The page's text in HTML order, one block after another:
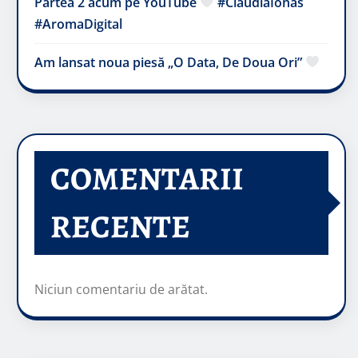
#AromaDigital
Am lansat noua piesă „O Data, De Doua Ori”
COMENTARII
RECENTE
Niciun comentariu de arătat.